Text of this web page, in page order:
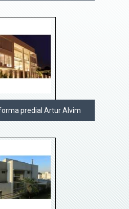
predial Artur Alvim